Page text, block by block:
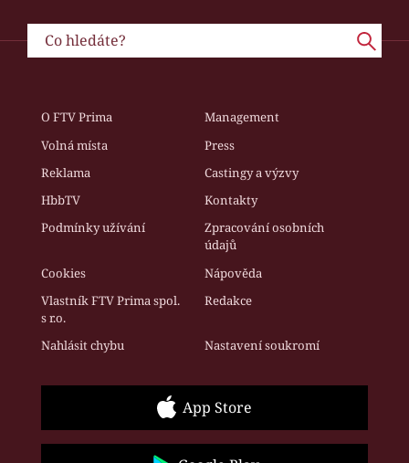
O FTV Prima
Management
Volná místa
Press
Reklama
Castingy a výzvy
HbbTV
Kontakty
Podmínky užívání
Zpracování osobních
údajů
Cookies
Nápověda
Vlastník FTV Prima spol.
s r.o.
Redakce
Nahlásit chybu Nastavení soukromí
App Store